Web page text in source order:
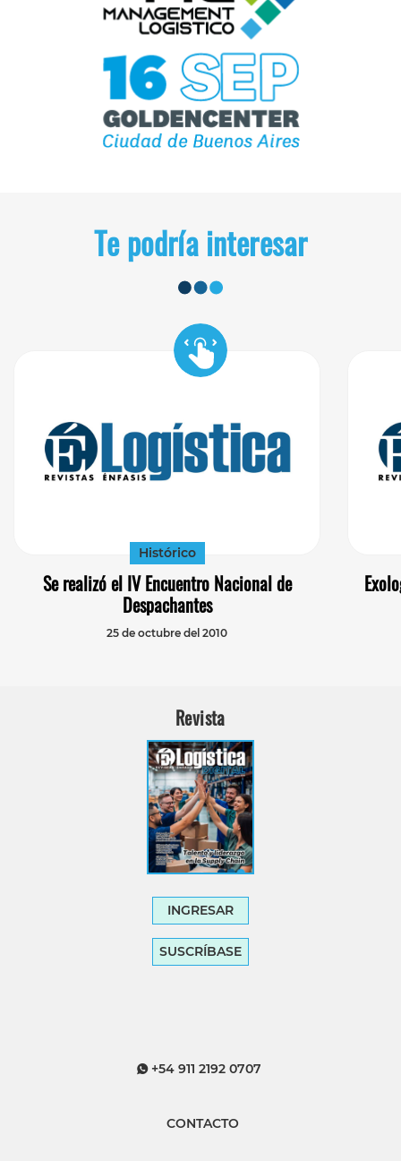
Te podría interesar
Histórico
Se realizó el IV Encuentro Nacional de
Despachantes
25 de octubre del 2010
Revista
INGRESAR
SUSCRÍBASE
+54 911 2192 0707
CONTACTO